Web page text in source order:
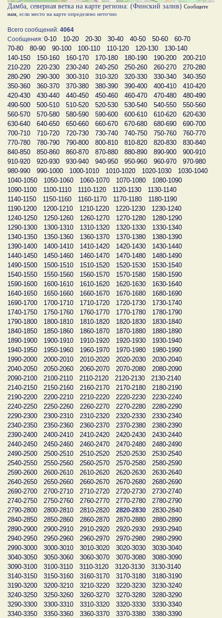
Дамба, северная ветка на карте региона: (Финский залив) Сообщите
нам , если место на карте определено неточно
Всего сообщений: 4064
Сообщения: 0-10 10-20 20-30 30-40 40-50 50-60
60-70
70-80
80-90 90-100 100-110 110-120 120-130
130-140
140-150
150-160 160-170 170-180 180-190 190-200
200-210
210-220
220-230 230-240 240-250 250-260 260-270
270-280
280-290
290-300 300-310 310-320 320-330 330-340
340-350
350-360
360-370 370-380 380-390 390-400 400-410
410-420
420-430
430-440 440-450 450-460 460-470 470-480
480-490
490-500
500-510 510-520 520-530 530-540 540-550
550-560
560-570
570-580 580-590 590-600 600-610 610-620
620-630
630-640
640-650 650-660 660-670 670-680 680-690
690-700
700-710
710-720 720-730 730-740 740-750 750-760
760-770
770-780
780-790 790-800 800-810 810-820 820-830
830-840
840-850
850-860 860-870 870-880 880-890 890-900
900-910
910-920
920-930 930-940 940-950 950-960 960-970
970-980
980-990
990-1000 1000-1010 1010-1020 1020-1030
1030-1040
1040-1050
1050-1060 1060-1070 1070-1080
1080-1090
1090-1100
1100-1110 1110-1120 1120-1130
1130-1140
1140-1150
1150-1160 1160-1170 1170-1180
1180-1190
1190-1200
1200-1210 1210-1220 1220-1230
1230-1240
1240-1250
1250-1260 1260-1270 1270-1280
1280-1290
1290-1300
1300-1310 1310-1320 1320-1330
1330-1340
1340-1350
1350-1360 1360-1370 1370-1380
1380-1390
1390-1400
1400-1410 1410-1420 1420-1430
1430-1440
1440-1450
1450-1460 1460-1470 1470-1480
1480-1490
1490-1500
1500-1510 1510-1520 1520-1530
1530-1540
1540-1550
1550-1560 1560-1570 1570-1580
1580-1590
1590-1600
1600-1610 1610-1620 1620-1630
1630-1640
1640-1650
1650-1660 1660-1670 1670-1680
1680-1690
1690-1700
1700-1710 1710-1720 1720-1730
1730-1740
1740-1750
1750-1760 1760-1770 1770-1780
1780-1790
1790-1800
1800-1810 1810-1820 1820-1830
1830-1840
1840-1850
1850-1860 1860-1870 1870-1880
1880-1890
1890-1900
1900-1910 1910-1920 1920-1930
1930-1940
1940-1950
1950-1960 1960-1970 1970-1980
1980-1990
1990-2000
2000-2010 2010-2020 2020-2030
2030-2040
2040-2050
2050-2060 2060-2070 2070-2080
2080-2090
2090-2100
2100-2110 2110-2120 2120-2130
2130-2140
2140-2150
2150-2160 2160-2170 2170-2180
2180-2190
2190-2200
2200-2210 2210-2220 2220-2230
2230-2240
2240-2250
2250-2260 2260-2270 2270-2280
2280-2290
2290-2300
2300-2310 2310-2320 2320-2330
2330-2340
2340-2350
2350-2360 2360-2370 2370-2380
2380-2390
2390-2400
2400-2410 2410-2420 2420-2430
2430-2440
2440-2450
2450-2460 2460-2470 2470-2480
2480-2490
2490-2500
2500-2510 2510-2520 2520-2530
2530-2540
2540-2550
2550-2560 2560-2570 2570-2580
2580-2590
2590-2600
2600-2610 2610-2620 2620-2630
2630-2640
2640-2650
2650-2660 2660-2670 2670-2680
2680-2690
2690-2700
2700-2710 2710-2720 2720-2730
2730-2740
2740-2750
2750-2760 2760-2770 2770-2780
2780-2790
2790-2800
2800-2810 2810-2820 2820-2830
2830-2840
2840-2850
2850-2860 2860-2870 2870-2880
2880-2890
2890-2900
2900-2910 2910-2920 2920-2930
2930-2940
2940-2950
2950-2960 2960-2970 2970-2980
2980-2990
2990-3000
3000-3010 3010-3020 3020-3030
3030-3040
3040-3050
3050-3060 3060-3070 3070-3080
3080-3090
3090-3100
3100-3110 3110-3120 3120-3130
3130-3140
3140-3150
3150-3160 3160-3170 3170-3180
3180-3190
3190-3200
3200-3210 3210-3220 3220-3230
3230-3240
3240-3250
3250-3260 3260-3270 3270-3280
3280-3290
3290-3300
3300-3310 3310-3320 3320-3330
3330-3340
3340-3350
3350-3360 3360-3370 3370-3380
3380-3390